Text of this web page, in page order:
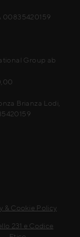
00835420159
Group ab
Brianza Lodi,
& Cookie Policy
231 e Codice